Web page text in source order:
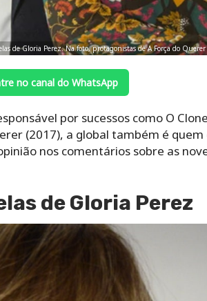
de Gloria Perez. Na foto, protagonistas de A Força do
no canal do WhatsApp
por sucessos como O
(2017), a global também é quem
nos comentários sobre as
de Gloria Perez